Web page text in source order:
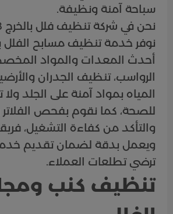
سباحة آمنة ونظيفة.
نوفر خدمة تنظيف مسابح الفلل
أحدث المعدات والمواد
الرواسب، تنظيف الجدران
المياه بمواد آمنة على الجلد
للصحة، كما نقوم بفحص
والتأكد من كفاءة التشغيل،
ويعمل بدقة لضمان تقديم
ترضي تطلعات العملاء.
تنظيف كنب